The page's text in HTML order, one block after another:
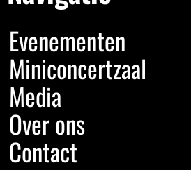
Evenementen
Miniconcertzaal
Media
Over ons
Contact